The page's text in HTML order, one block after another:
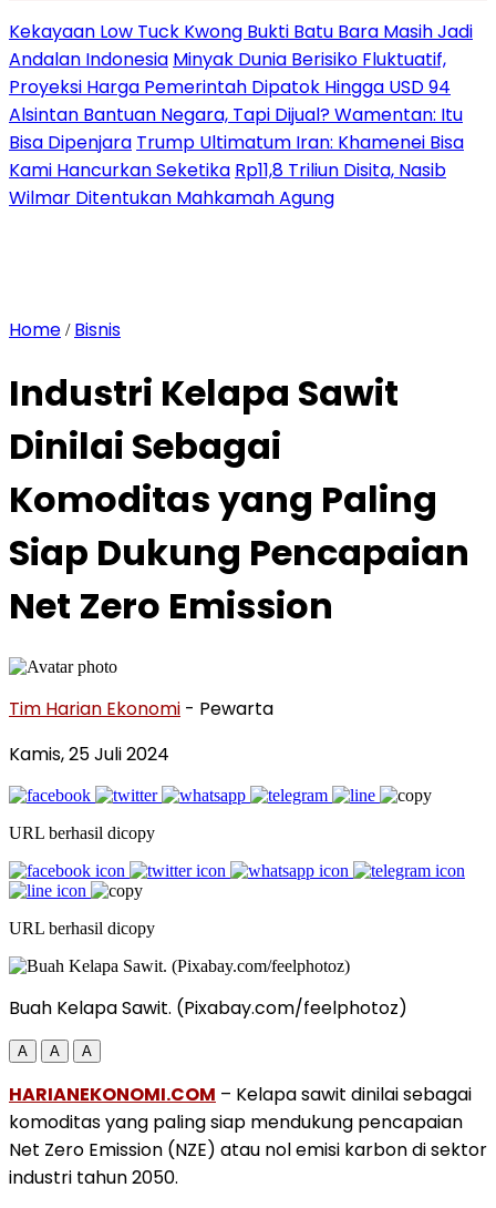
Kekayaan Low Tuck Kwong Bukti Batu Bara Masih Jadi
Andalan Indonesia Minyak Dunia Berisiko Fluktuatif,
Proyeksi Harga Pemerintah Dipatok Hingga USD 94
Alsintan Bantuan Negara, Tapi Dijual? Wamentan: Itu
Bisa Dipenjara Trump Ultimatum Iran: Khamenei Bisa
Kami Hancurkan Seketika Rp11,8 Triliun Disita, Nasib
Wilmar Ditentukan Mahkamah Agung
Home / Bisnis
Industri Kelapa Sawit
Dinilai Sebagai
Komoditas yang Paling
Siap Dukung Pencapaian
Net Zero Emission
Tim Harian Ekonomi - Pewarta
Kamis, 25 Juli 2024
URL berhasil dicopy
URL berhasil dicopy
Buah Kelapa Sawit. (Pixabay.com/feelphotoz)
A A A
HARIANEKONOMI.COM – Kelapa sawit dinilai sebagai
komoditas yang paling siap mendukung pencapaian
Net Zero Emission (NZE) atau nol emisi karbon di sektor
industri tahun 2050.